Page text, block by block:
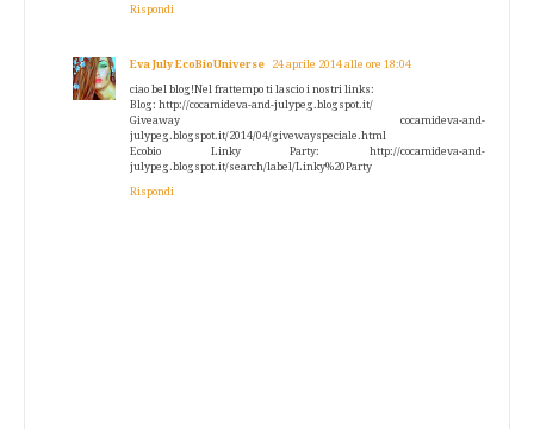
Rispondi
Eva July EcoBioUniverse 24 aprile 2014 alle ore 18:04
ciao bel blog!Nel frattempo ti lascio i nostri links:
Blog: http://cocamideva-and-julypeg.blogspot.it/
Giveaway cocamideva-and-
julypeg.blogspot.it/2014/04/givewayspeciale.html
Ecobio Linky Party: http://cocamideva-and-
julypeg.blogspot.it/search/label/Linky%20Party
Rispondi